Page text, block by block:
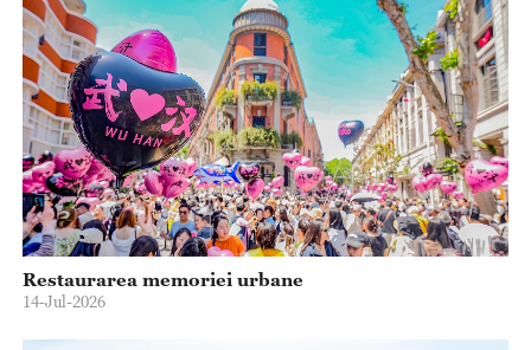
Restaurarea memoriei urbane
14-Jul-2026